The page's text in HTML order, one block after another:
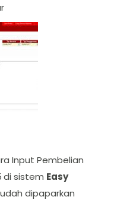
Input Pembelian
di sistem Easy
dipaparkan